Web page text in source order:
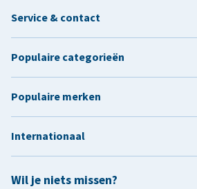
Wil je niets missen?
Service & contact
Populaire categorieën
Populaire merken
Internationaal